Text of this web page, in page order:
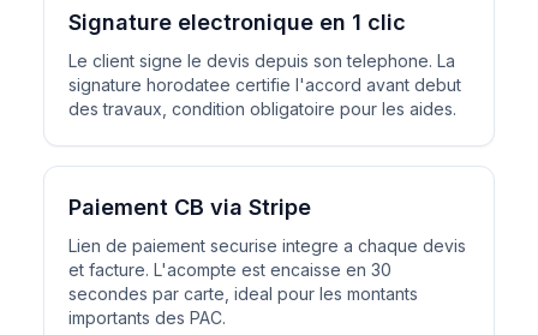
Signature electronique en 1 clic
Le client signe le devis depuis son telephone. La
signature horodatee certifie l'accord avant debut
des travaux, condition obligatoire pour les aides.
Paiement CB via Stripe
Lien de paiement securise integre a chaque devis
et facture. L'acompte est encaisse en 30
secondes par carte, ideal pour les montants
importants des PAC.